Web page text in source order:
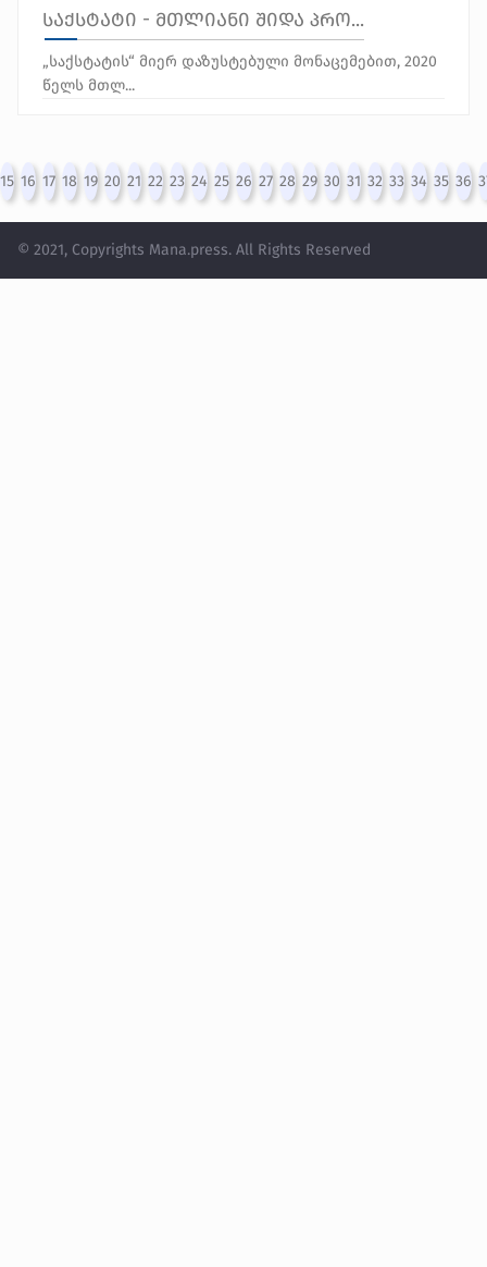
საქსტატი - მთლიანი შიდა პრო...
„საქსტატის“ მიერ დაზუსტებული მონაცემებით, 2020
წელს მთლ...
15 16 17 18 19 20 21 22 23 24 25 26 27 28 29 30 31 32 33 34 35 36
© 2021, Copyrights Mana.press. All Rights Reserved